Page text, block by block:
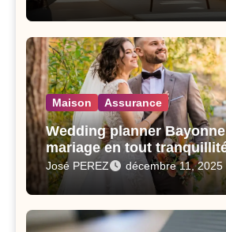
Maison Assurance
Wedding planner
mariage en tout
José PEREZ décembre 11, 2025